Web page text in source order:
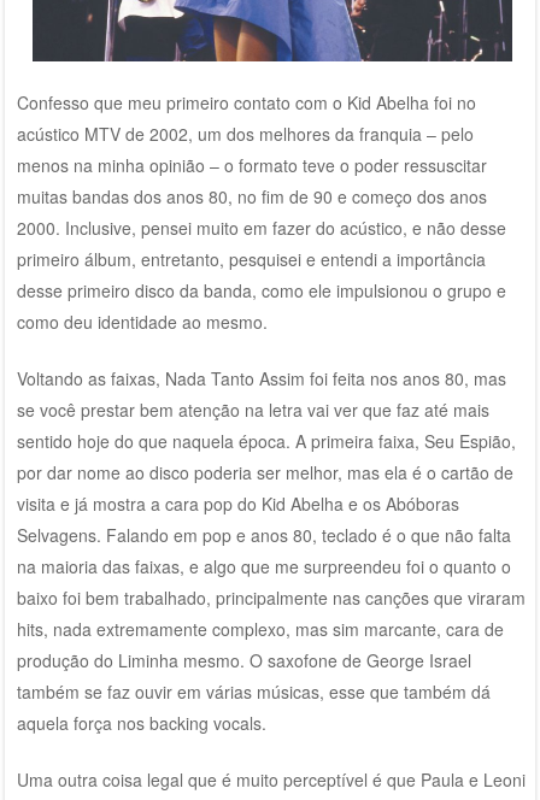
Confesso que meu primeiro contato com o Kid Abelha foi no
acústico MTV de 2002, um dos melhores da franquia – pelo
menos na minha opinião – o formato teve o poder ressuscitar
muitas bandas dos anos 80, no fim de 90 e começo dos anos
2000. Inclusive, pensei muito em fazer do acústico, e não desse
primeiro álbum, entretanto, pesquisei e entendi a importância
desse primeiro disco da banda, como ele impulsionou o grupo e
como deu identidade ao mesmo.
Voltando as faixas, Nada Tanto Assim foi feita nos anos 80, mas
se você prestar bem atenção na letra vai ver que faz até mais
sentido hoje do que naquela época. A primeira faixa, Seu Espião,
por dar nome ao disco poderia ser melhor, mas ela é o cartão de
visita e já mostra a cara pop do Kid Abelha e os Abóboras
Selvagens. Falando em pop e anos 80, teclado é o que não falta
na maioria das faixas, e algo que me surpreendeu foi o quanto o
baixo foi bem trabalhado, principalmente nas canções que viraram
hits, nada extremamente complexo, mas sim marcante, cara de
produção do Liminha mesmo. O saxofone de George Israel
também se faz ouvir em várias músicas, esse que também dá
aquela força nos backing vocals.
Uma outra coisa legal que é muito perceptível é que Paula e Leoni